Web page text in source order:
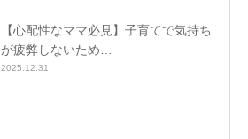
【心配性なママ必見】子育てで気持ち
が疲弊しないため…
2025.12.31